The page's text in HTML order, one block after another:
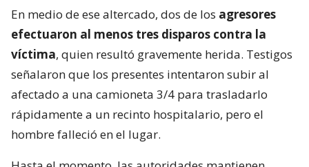
En medio de ese altercado, dos de los agresores
efectuaron al menos tres disparos contra la
víctima, quien resultó gravemente herida. Testigos
señalaron que los presentes intentaron subir al
afectado a una camioneta 3/4 para trasladarlo
rápidamente a un recinto hospitalario, pero el
hombre falleció en el lugar.